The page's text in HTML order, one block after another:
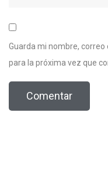
Guarda mi nombre,
para la próxima vez que